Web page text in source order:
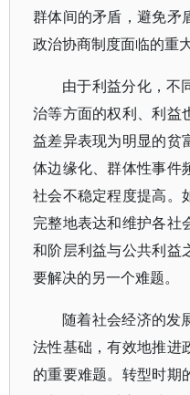
群体间的矛盾，避免矛
政治协商制度面临的重大
由于利益分化，不
治等方面的权利、利益
益差异表现为明显的贫
体边缘化、群体性事件
社会不稳定程度提高。
完整地表达和维护各社
和阶层利益与公共利益
要解决的另一个难题。
随着社会经济的发
法性基础，有效地推进
的重要难题。转型时期